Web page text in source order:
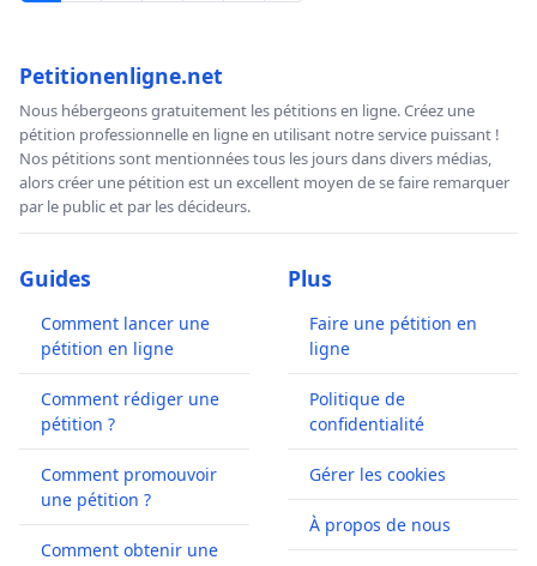
Petitionenligne.net
Nous hébergeons gratuitement les pétitions en ligne. Créez une
pétition professionnelle en ligne en utilisant notre service puissant !
Nos pétitions sont mentionnées tous les jours dans divers médias,
alors créer une pétition est un excellent moyen de se faire remarquer
par le public et par les décideurs.
Guides
Comment lancer une
pétition en ligne
Comment rédiger une
pétition ?
Comment promouvoir
une pétition ?
Comment obtenir une
Plus
Faire une pétition en
ligne
Politique de
confidentialité
Gérer les cookies
À propos de nous